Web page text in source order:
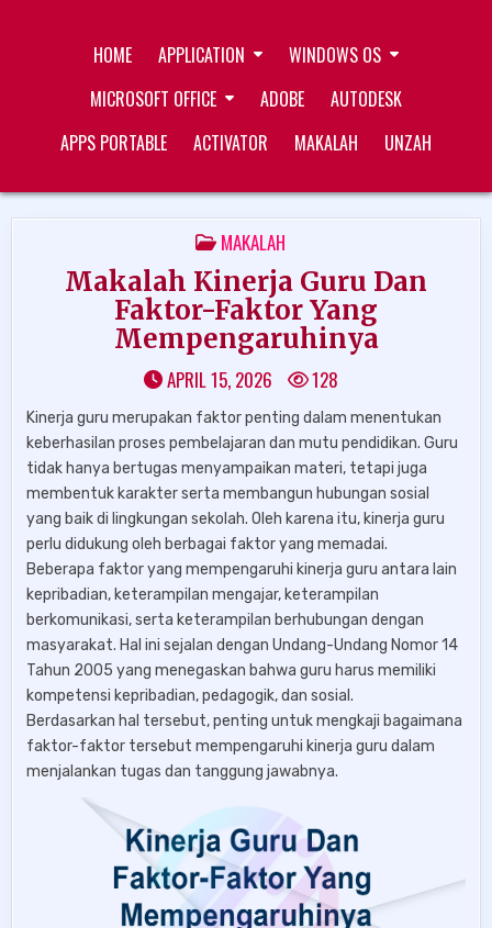
HOME APPLICATION
WINDOWS OS
MICROSOFT OFFICE
ADOBE
AUTODESK
APPS PORTABLE
ACTIVATOR MAKALAH UNZAH
POSTED
IN
MAKALAH
Makalah Kinerja Guru Dan
Faktor-Faktor Yang
Mempengaruhinya
APRIL 15, 2026 128
Kinerja guru merupakan faktor penting dalam menentukan
keberhasilan proses pembelajaran dan mutu pendidikan. Guru
tidak hanya bertugas menyampaikan materi, tetapi juga
membentuk karakter serta membangun hubungan sosial
yang baik di lingkungan sekolah. Oleh karena itu, kinerja guru
perlu didukung oleh berbagai faktor yang memadai.
Beberapa faktor yang mempengaruhi kinerja guru antara lain
kepribadian, keterampilan mengajar, keterampilan
berkomunikasi, serta keterampilan berhubungan dengan
masyarakat. Hal ini sejalan dengan Undang-Undang Nomor 14
Tahun 2005 yang menegaskan bahwa guru harus memiliki
kompetensi kepribadian, pedagogik, dan sosial.
Berdasarkan hal tersebut, penting untuk mengkaji bagaimana
faktor-faktor tersebut mempengaruhi kinerja guru dalam
menjalankan tugas dan tanggung jawabnya.